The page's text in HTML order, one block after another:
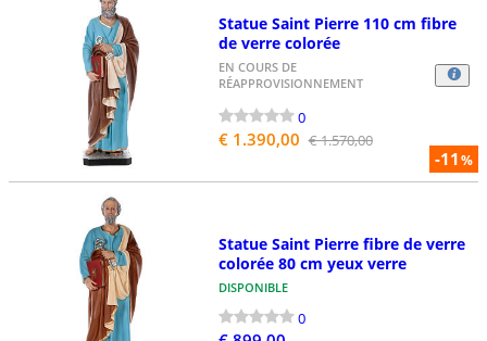
-11%
Statue Saint Pierre 110 cm fibre
de verre colorée
EN COURS DE
RÉAPPROVISIONNEMENT
0
€ 1.390,00 € 1.570,00
Statue Saint Pierre fibre de verre
colorée 80 cm yeux verre
DISPONIBLE
0